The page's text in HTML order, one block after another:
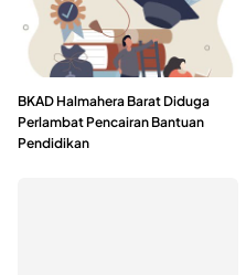
BKAD Halmahera Barat Diduga
Perlambat Pencairan Bantuan
Pendidikan